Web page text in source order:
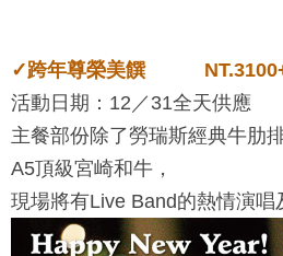
✓跨年尊榮美饌
活動日期：12／31全天供應
主餐部份除了勞瑞斯經典牛肋
A5頂級宮崎和牛，
現場將有Live Band的熱情演唱